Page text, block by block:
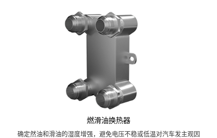
燃滑油换热器
确定然油和滑油的湿度增强，避免电压不稳或低温对汽车发主观因